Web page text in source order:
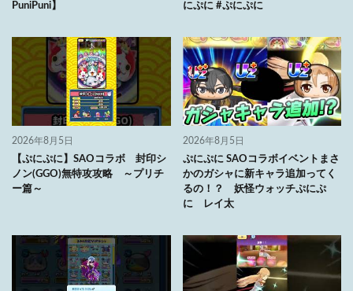
PuniPuni】
にぷに #ぷにぷに
2026年8月5日
【ぷにぷに】SAOコラボ 封印シ
ノン(GGO)無特攻攻略 ～プリチ
ー篇～
2026年8月5日
ぷにぷに SAOコラボイベントまさ
かのガシャに新キャラ追加ってく
るの！？ 妖怪ウォッチぷにぷ
に レイ太